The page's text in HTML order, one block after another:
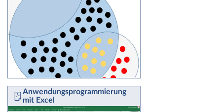
Anwendungsprogrammierung
mit Excel